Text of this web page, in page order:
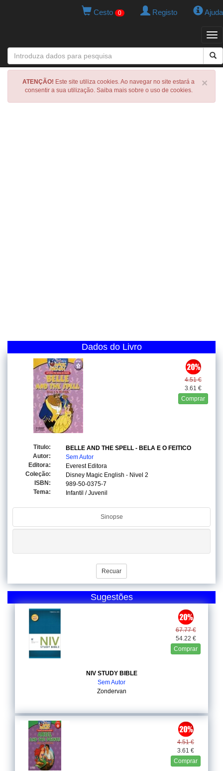
Cesto 0 Registo Ajuda
×
ATENÇÃO! Este site utiliza cookies. Ao navegar no site estará a
consentir a sua utilização. Saiba mais sobre o uso de cookies.
Dados do Livro
4.51 €
3.61 €
Comprar
Titulo:
BELLE AND THE SPELL - BELA E O FEITICO
Autor:
Sem Autor
Editora:
Everest Editora
Coleção:
Disney Magic English - Nivel 2
ISBN:
989-50-0375-7
Tema:
Infantil / Juvenil
Sinopse
Recuar
Sugestões
67.77 €
54.22 €
Comprar
NIV STUDY BIBLE
Sem Autor
Zondervan
4.51 €
3.61 €
Comprar